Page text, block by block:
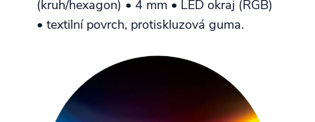
(kruh/hexagon) • 4 mm • LED okraj (RGB)
• textilní povrch, protiskluzová guma.